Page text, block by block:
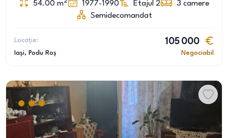
54.00 m 1977-1990 Etajul 2 3 camere
Semidecomandat
Locație:
Iași, Podu Roș
105 000
Negociabil